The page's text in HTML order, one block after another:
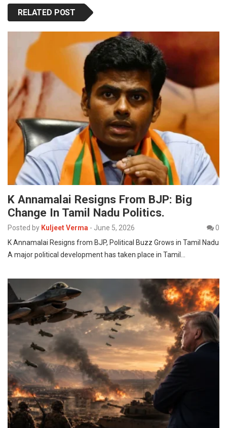
RELATED POST
K Annamalai Resigns From BJP: Big
Change In Tamil Nadu Politics.
Posted by Kuljeet Verma - June 5, 2026
0
K Annamalai Resigns from BJP, Political Buzz Grows in Tamil Nadu
A major political development has taken place in Tamil…